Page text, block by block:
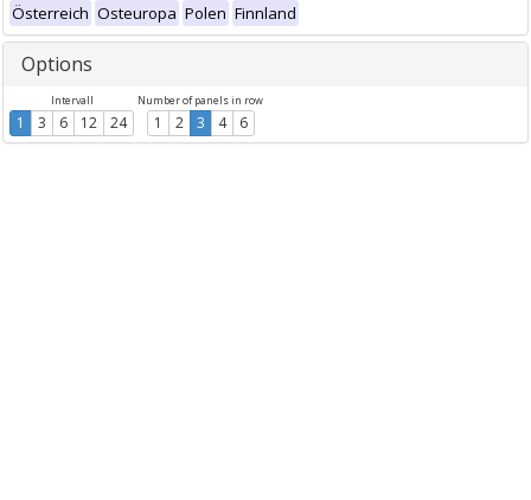
Österreich Osteuropa Polen Finnland
Options
Intervall
1 3 6 12 24
Number of panels in row
1 2 3 4 6